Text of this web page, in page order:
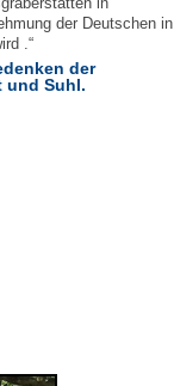
der Deutschen in
.“
der
und Suhl.